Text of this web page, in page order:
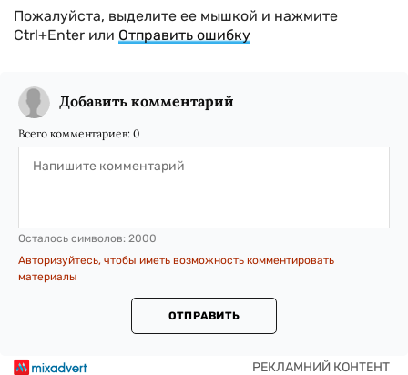
Пожалуйста, выделите ее мышкой и нажмите
Ctrl+Enter или Отправить ошибку
Добавить комментарий
Всего комментариев: 0
Осталось символов: 2000
Авторизуйтесь, чтобы иметь возможность комментировать
материалы
ОТПРАВИТЬ